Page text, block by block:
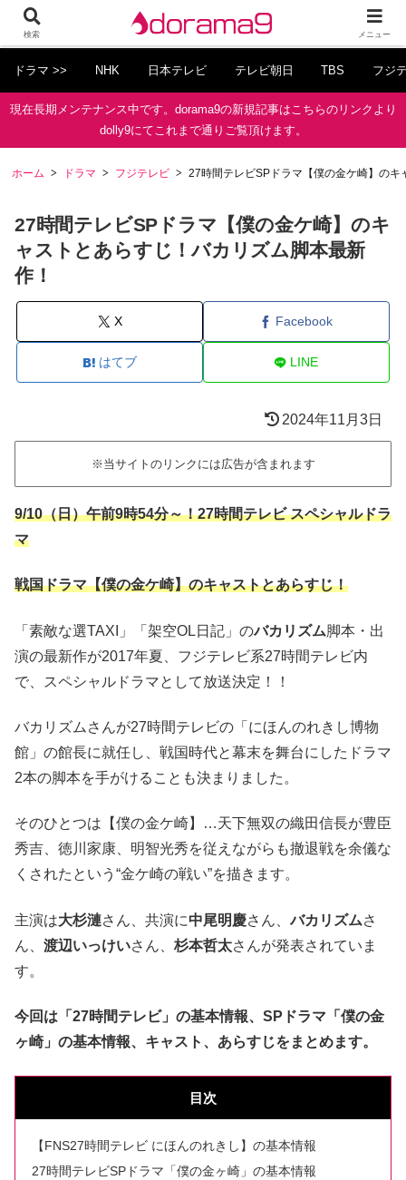
ドラマ >> NHK 日本テレビ テレビ朝日 TBS フジ
現在長期メンテナンス中です。dorama9の新規記事はこちらのリンクより
dolly9にてこれまで通りご覧頂けます。
ホーム ドラマ フジテレビ 27時間テレビSPドラマ【僕の金ケ崎】の
27時間テレビSPドラマ【僕の金ケ崎】のキ
ャストとあらすじ！バカリズム脚本最新
作！
X Facebook
はてブ LINE
2024年11月3日
※当サイトのリンクには広告が含まれます
9/10（日）午前9時54分～！27時間テレビ スペシャルドラ
マ
戦国ドラマ【僕の金ケ崎】のキャストとあらすじ！
「素敵な選TAXI」「架空OL日記」のバカリズム脚本・出
演の最新作が2017年夏、フジテレビ系27時間テレビ内
で、スペシャルドラマとして放送決定！！
バカリズムさんが27時間テレビの「にほんのれきし博物
館」の館長に就任し、戦国時代と幕末を舞台にしたドラマ
2本の脚本を手がけることも決まりました。
そのひとつは【僕の金ケ崎】…天下無双の織田信長が豊臣
秀吉、徳川家康、明智光秀を従えながらも撤退戦を余儀な
くされたという“金ケ崎の戦い”を描きます。
主演は大杉漣さん、共演に中尾明慶さん、バカリズムさ
ん、 渡辺いっけいさん、 杉本哲太さんが発表されていま
す。
今回は「27時間テレビ」の基本情報、SPドラマ「僕の金
ヶ崎」の基本情報、キャスト、あらすじをまとめます。
目次
【FNS27時間テレビ にほんのれきし】の基本情報
27時間テレビSPドラマ「僕の金ヶ崎」の基本情報
検索 メニュー